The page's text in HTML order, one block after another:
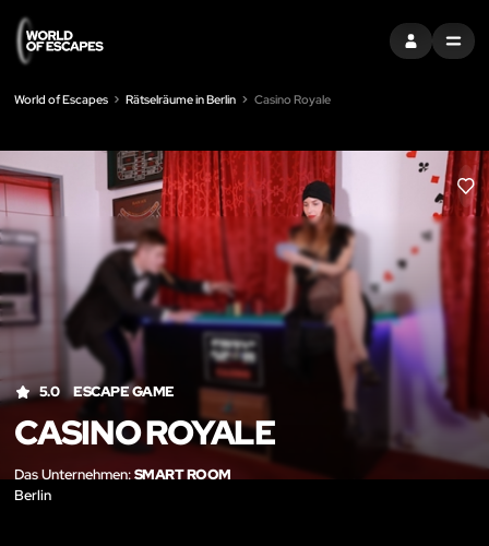
EINTRAGEN
MENU
World of Escapes Rätselräume in Berlin Casino Royale
LIKE
5.0 ESCAPE GAME
CASINO ROYALE
Das Unternehmen:SMART ROOM
Berlin